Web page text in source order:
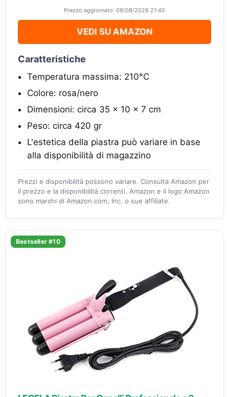
Prezzo aggiornato: 08/08/2026 21:45
VEDI SU AMAZON
Caratteristiche
Temperatura massima: 210°C
Colore: rosa/nero
Dimensioni: circa 35 x 10 x 7 cm
Peso: circa 420 gr
L'estetica della piastra può variare in base
alla disponibilità di magazzino
Prezzi e disponibilità possono variare. Consulta Amazon per
il prezzo e la disponibilità correnti. Amazon e il logo Amazon
sono marchi di Amazon.com, Inc. o sue affiliate.
Bestseller #10